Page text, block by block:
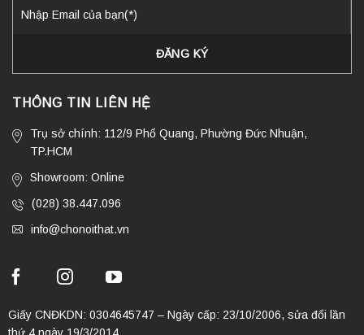
THÔNG TIN LIÊN HỆ
Trụ sở chính: 112/9 Phổ Quang, Phường Đức Nhuận,
TP.HCM
Showroom: Online
(028) 38.447.096
info@chonoithat.vn
Giấy CNĐKDN: 0304645747 – Ngày cấp: 23/10/2006, sửa đổi lần